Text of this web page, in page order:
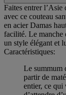
Faites entrer l’Asie
avec ce couteau
en acier Damas
facilité. Le manche
un style élégant et
Caractéristiques:
Le summum
partir de
entier, ce qui